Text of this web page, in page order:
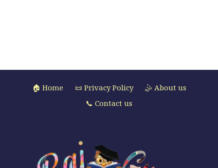
🏠 Home 📜 Privacy Policy
🤹 About us
📞 Contact us